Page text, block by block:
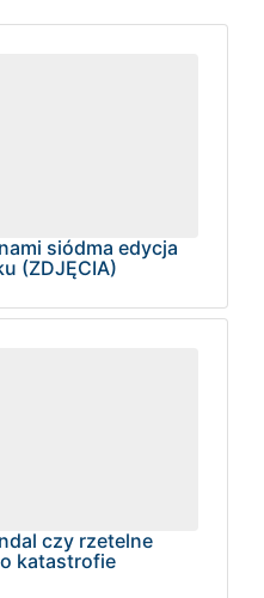
siódma edycja
(ZDJĘCIA)
czy rzetelne
katastrofie